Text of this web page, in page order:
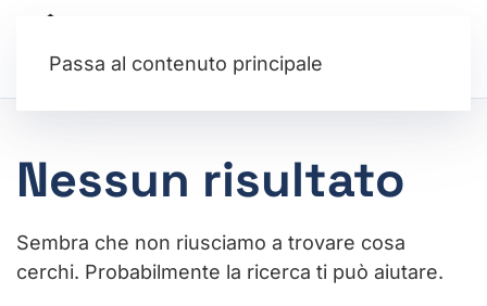
Passa al contenuto principale
Nessun risultato
Sembra che non riusciamo a trovare cosa
cerchi. Probabilmente la ricerca ti può aiutare.